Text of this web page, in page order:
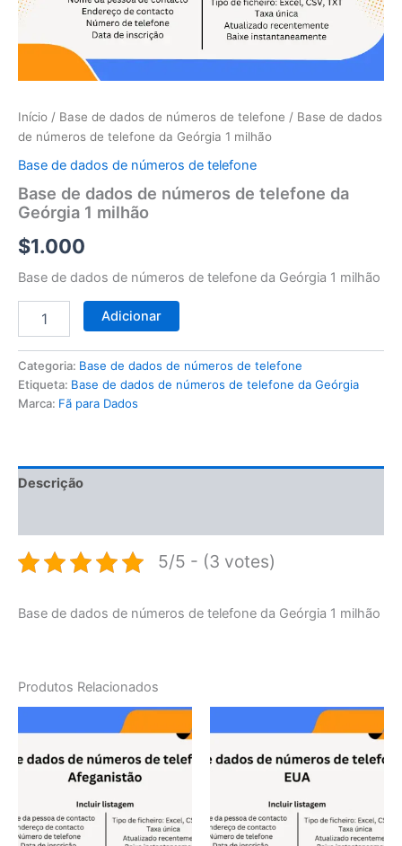
Início / Base de dados de números de telefone / Base de dados
de números de telefone da Geórgia 1 milhão
Base de dados de números de telefone
Base de dados de números de telefone da
Geórgia 1 milhão
$1.000
Base de dados de números de telefone da Geórgia 1 milhão
telefone
Geórgia
milhão
Adicionar
Categoria: Base de dados de números de telefone
Etiqueta: Base de dados de números de telefone da Geórgia
Marca: Fã para Dados
Descrição
5/5 - (3 votes)
Base de dados de números de telefone da Geórgia 1 milhão
Produtos Relacionados